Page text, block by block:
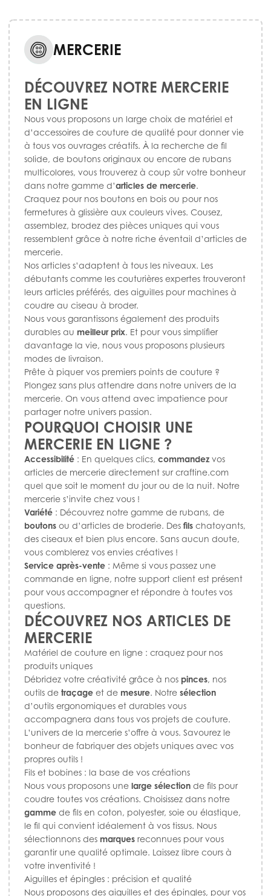
MERCERIE
DÉCOUVREZ NOTRE MERCERIE
EN LIGNE
Nous vous proposons un large choix de matériel et
d’accessoires de couture de qualité pour donner vie
à tous vos ouvrages créatifs. À la recherche de fil
solide, de boutons originaux ou encore de rubans
multicolores, vous trouverez à coup sûr votre bonheur
dans notre gamme d’articles de mercerie.
Craquez pour nos boutons en bois ou pour nos
fermetures à glissière aux couleurs vives. Cousez,
assemblez, brodez des pièces uniques qui vous
ressemblent grâce à notre riche éventail d’articles de
mercerie.
Nos articles s’adaptent à tous les niveaux. Les
débutants comme les couturières expertes trouveront
leurs articles préférés, des aiguilles pour machines à
coudre au ciseau à broder.
Nous vous garantissons également des produits
durables au meilleur prix. Et pour vous simplifier
davantage la vie, nous vous proposons plusieurs
modes de livraison.
Prête à piquer vos premiers points de couture ?
Plongez sans plus attendre dans notre univers de la
mercerie. On vous attend avec impatience pour
partager notre univers passion.
POURQUOI CHOISIR UNE
MERCERIE EN LIGNE ?
Accessibilité : En quelques clics, commandez vos
articles de mercerie directement sur craftine.com
quel que soit le moment du jour ou de la nuit. Notre
mercerie s’invite chez vous !
Variété : Découvrez notre gamme de rubans, de
boutons ou d’articles de broderie. Des fils chatoyants,
des ciseaux et bien plus encore. Sans aucun doute,
vous comblerez vos envies créatives !
Service après-vente : Même si vous passez une
commande en ligne, notre support client est présent
pour vous accompagner et répondre à toutes vos
questions.
DÉCOUVREZ NOS ARTICLES DE
MERCERIE
Matériel de couture en ligne : craquez pour nos
produits uniques
Débridez votre créativité grâce à nos pinces, nos
outils de traçage et de mesure. Notre sélection
d’outils ergonomiques et durables vous
accompagnera dans tous vos projets de couture.
L’univers de la mercerie s’offre à vous. Savourez le
bonheur de fabriquer des objets uniques avec vos
propres outils !
Fils et bobines : la base de vos créations
Nous vous proposons une large sélection de fils pour
coudre toutes vos créations. Choisissez dans notre
gamme de fils en coton, polyester, soie ou élastique,
le fil qui convient idéalement à vos tissus. Nous
sélectionnons des marques reconnues pour vous
garantir une qualité optimale. Laissez libre cours à
votre inventivité !
Aiguilles et épingles : précision et qualité
Nous proposons des aiguilles et des épingles, pour vos